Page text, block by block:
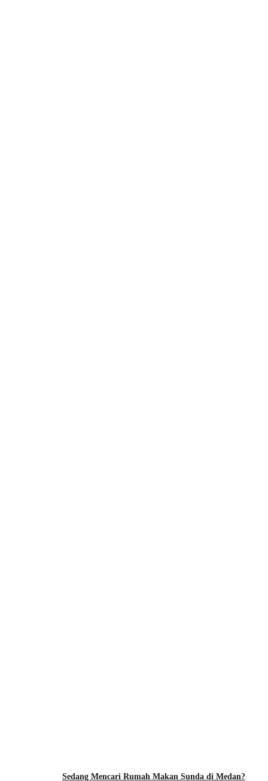
Sedang Mencari Rumah Makan Sunda di Medan?